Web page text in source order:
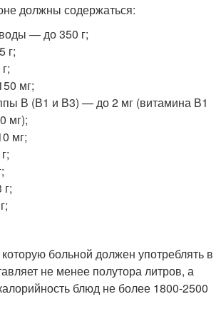
должны содержаться:
— до 350 г;
г;
мг;
В (В1 и В3) — до 2 мг (витамина В1
мг);
мг;
больной должен употреблять в
не менее полутора литров, а
блюд не более 1800-2500